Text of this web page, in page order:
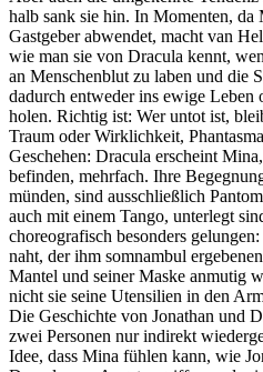
halb sank sie hin. In Momenten,
Gastgeber abwendet, macht van
wie man sie von Dracula kennt,
an Menschenblut zu laben und die
dadurch entweder ins ewige
holen. Richtig ist: Wer untot ist,
Traum oder Wirklichkeit,
Geschehen: Dracula erscheint
befinden, mehrfach. Ihre
münden, sind ausschließlich
auch mit einem Tango, unterlegt
choreografisch besonders
naht, der ihm somnambul
Mantel und seiner Maske anmutig
nicht sie seine Utensilien in den
Die Geschichte von Jonathan und
zwei Personen nur indirekt
Idee, dass Mina fühlen kann, wie